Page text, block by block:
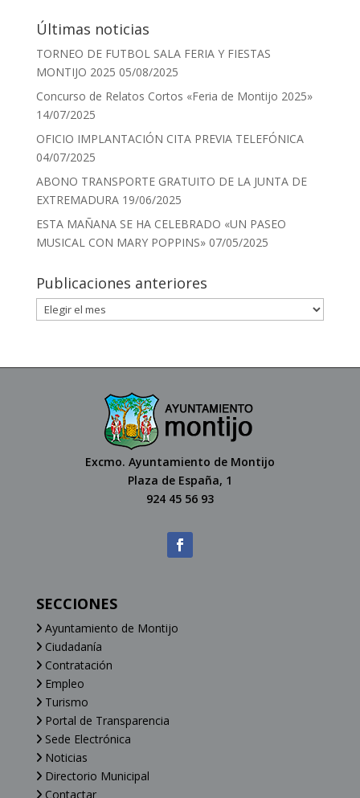
Últimas noticias
TORNEO DE FUTBOL SALA FERIA Y FIESTAS
MONTIJO 2025 05/08/2025
Concurso de Relatos Cortos «Feria de Montijo 2025»
14/07/2025
OFICIO IMPLANTACIÓN CITA PREVIA TELEFÓNICA
04/07/2025
ABONO TRANSPORTE GRATUITO DE LA JUNTA DE
EXTREMADURA 19/06/2025
ESTA MAÑANA SE HA CELEBRADO «UN PASEO
MUSICAL CON MARY POPPINS» 07/05/2025
Publicaciones anteriores
Excmo. Ayuntamiento de Montijo
Plaza de España, 1
924 45 56 93
SECCIONES
Ayuntamiento de Montijo
Ciudadanía
Contratación
Empleo
Turismo
Portal de Transparencia
Sede Electrónica
Noticias
Directorio Municipal
Contactar